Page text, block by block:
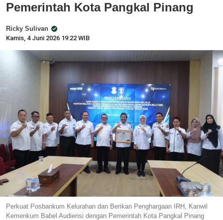
Pemerintah Kota Pangkal Pinang
Ricky Sulivan
Kamis, 4 Juni 2026 19:22 WIB
Perkuat Posbankum Kelurahan dan Berikan Penghargaan IRH, Kanwil
Kemenkum Babel Audiensi dengan Pemerintah Kota Pangkal Pinang